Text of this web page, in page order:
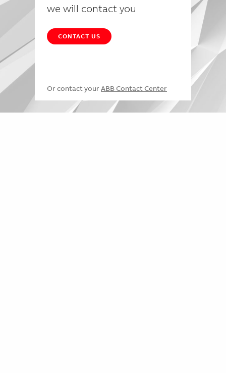
we will contact you
CONTACT US
Or contact your ABB Contact Center